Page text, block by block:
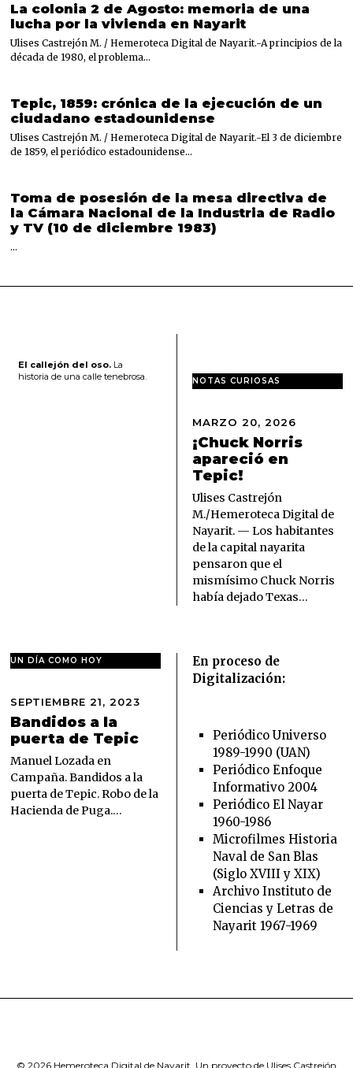
La colonia 2 de Agosto: memoria de una
lucha por la vivienda en Nayarit
Ulises Castrejón M. / Hemeroteca Digital de Nayarit.-A principios de la
década de 1980, el problema…
Tepic, 1859: crónica de la ejecución de un
ciudadano estadounidense
Ulises Castrejón M. / Hemeroteca Digital de Nayarit.-El 3 de diciembre
de 1859, el periódico estadounidense…
Toma de posesión de la mesa directiva de
la Cámara Nacional de la Industria de Radio
y TV (10 de diciembre 1983)
…
El callejón del oso.La
historia de una calle tenebrosa.
NOTAS CURIOSAS
MARZO 20, 2026
R
0
,
2
0
6
¡Chuck Norris
apareció en
Tepic!
Ulises Castrejón
M./Hemeroteca Digital de
Nayarit. — Los habitantes
de la capital nayarita
pensaron que el
mismísimo Chuck Norris
había dejado Texas…
UN DÍA COMO HOY
SEPTIEMBRE 21, 2023
E
M
B
Bandidos a la
puerta de Tepic
Manuel Lozada en
Campaña. Bandidos a la
puerta de Tepic. Robo de la
Hacienda de Puga.…
En proceso de
Digitalización:
Periódico Universo
1989-1990 (UAN)
Periódico Enfoque
Informativo 2004
Periódico El Nayar
1960-1986
Microfilmes Historia
Naval de San Blas
(Siglo XVIII y XIX)
Archivo Instituto de
Ciencias y Letras de
Nayarit 1967-1969
© 2026 Hemeroteca Digital de Nayarit. Un proyecto de Ulises Castrejón